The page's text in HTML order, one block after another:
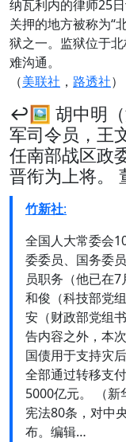
纳瓦利内的律师25
关押的地方被称为“
狱之一。监狱位于
难沟通。
（美联社 ， 路透社）
↩️🖼 胡中明（
军司令员，王
任南部战区政
晋衔为上将。
竹新社:
全国人大常委会
委委员、国务委
员职务（他已在
和俊（科技部党
安（财政部党组
告内容之外，本
国债用于支持灾
全部通过转移支
5000亿元。 （新
宪法80条，对中
布。编辑…